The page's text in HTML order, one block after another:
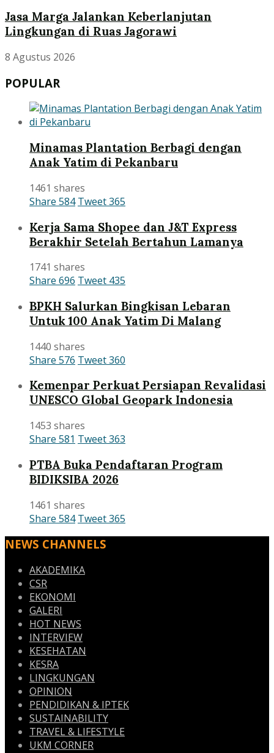
Jasa Marga Jalankan Keberlanjutan
Lingkungan di Ruas Jagorawi
8 Agustus 2026
POPULAR
Minamas Plantation Berbagi dengan
Anak Yatim di Pekanbaru
1461 shares
Share 584 Tweet365
Kerja Sama Shopee dan J&T Express
Berakhir Setelah Bertahun Lamanya
1741 shares
Share 696 Tweet 435
BPKH Salurkan Bingkisan Lebaran
Untuk 100 Anak Yatim Di Malang
1440 shares
Share 576 Tweet360
Kemenpar Perkuat Persiapan Revalidasi
UNESCO Global Geopark Indonesia
1453 shares
Share 581 Tweet363
PTBA Buka Pendaftaran Program
BIDIKSIBA 2026
1461 shares
Share 584 Tweet365
NEWS CHANNELS
AKADEMIKA
CSR
EKONOMI
GALERI
HOT NEWS
INTERVIEW
KESEHATAN
KESRA
LINGKUNGAN
OPINION
PENDIDIKAN & IPTEK
SUSTAINABILITY
TRAVEL & LIFESTYLE
UKM CORNER